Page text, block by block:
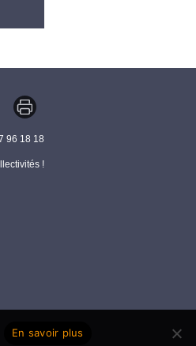
96 18 18
!
En savoir plus